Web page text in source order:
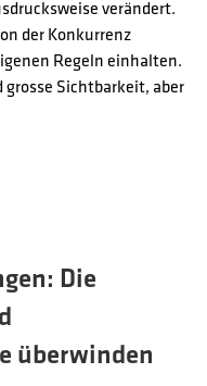
verändert.
der Konkurrenz
Regeln einhalten.
Sichtbarkeit, aber
Die
überwinden